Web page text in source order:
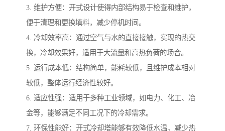
3. 维护方便：开式设计使得内部结构易于检查和维护，
便于清理和更换填料，减少停机时间。
4. 冷却效率高：通过空气与水的直接接触，实现的热交
换，冷却效果好，适用于大流量和高热负荷的场合。
5. 运行成本低：结构简单，能耗较低，且维护成本相对
较低，整体运行经济性较好。
6. 适应性强：适用于多种工业领域，如电力、化工、冶
金等，能够满足不同工况下的冷却需求。
7. 环保性能好：开式冷却塔能够有效降低水温，减少热